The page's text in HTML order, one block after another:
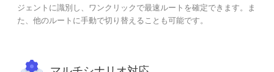
ジェントに識別し、ワンクリックで最速ルートを確定できます。ま
た、他のルートに手動で切り替えることも可能です。